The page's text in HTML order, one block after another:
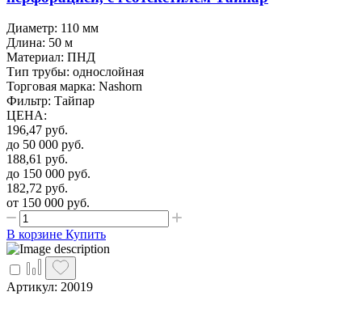
Диаметр: 110 мм
Длина: 50 м
Материал: ПНД
Тип трубы: однослойная
Торговая марка: Nashorn
Фильтр: Тайпар
ЦЕНА:
196,47 руб.
до 50 000 руб.
188,61 руб.
до 150 000 руб.
182,72 руб.
от 150 000 руб.
В корзине Купить
Артикул: 20019